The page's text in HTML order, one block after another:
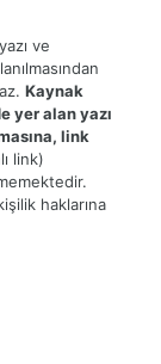
ve
Kaynak
yer alan yazı
link
link)
haklarına